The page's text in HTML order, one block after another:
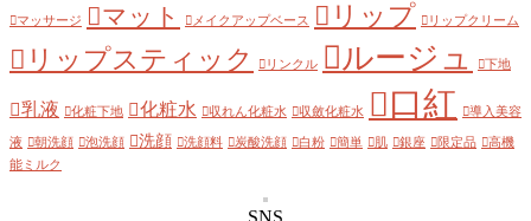
マッサージ マット メイクアップベース リップ リップクリーム
リップスティック リンクル ルージュ 下地
乳液 化粧下地 化粧水 収れん化粧水 収斂化粧水 口紅 導入美容
液 朝洗顔 泡洗顔 洗顔 洗顔料 炭酸洗顔 白粉 簡単 肌 銀座 限定品
高機
能ミルク